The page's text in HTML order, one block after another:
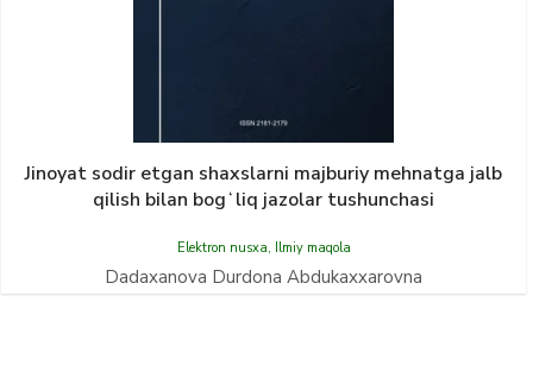
Jinoyat sodir etgan shaxslarni majburiy mehnatga jalb
qilish bilan bogʻliq jazolar tushunchasi
Elektron nusxa, Ilmiy maqola
Dadaxanova Durdona Abdukaxxarovna